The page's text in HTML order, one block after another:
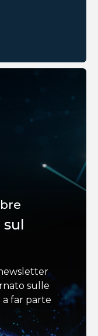
sulle
a far parte